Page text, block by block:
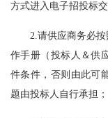
方式进入电子招投标
2.请供应商务必
作手册（投标人＆供
件条件，否则由此可
题由投标人自行承担；